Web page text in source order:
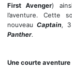
First Avenger)
l’aventure. Cette
nouveauCaptain, 3
Panther.
Une courte aventure